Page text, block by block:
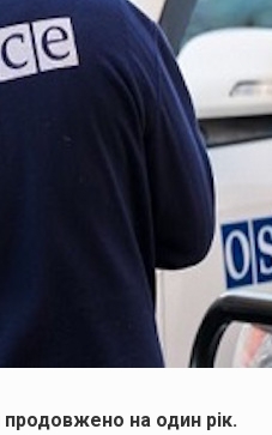
продовжено на один рік.